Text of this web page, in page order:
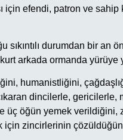
için efendi, patron ve
sıkıntılı durumdan bir an
arkada ormanda
humanistliğini,
dincilerle,
üç öğün yemek verildiğini,
için zincirlerinin